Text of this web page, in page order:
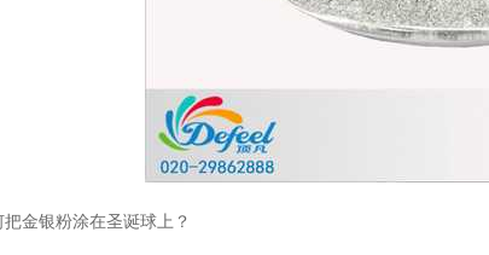
把金银粉涂在圣诞球上？
温变粉丝印到底用多少目网版？这篇...